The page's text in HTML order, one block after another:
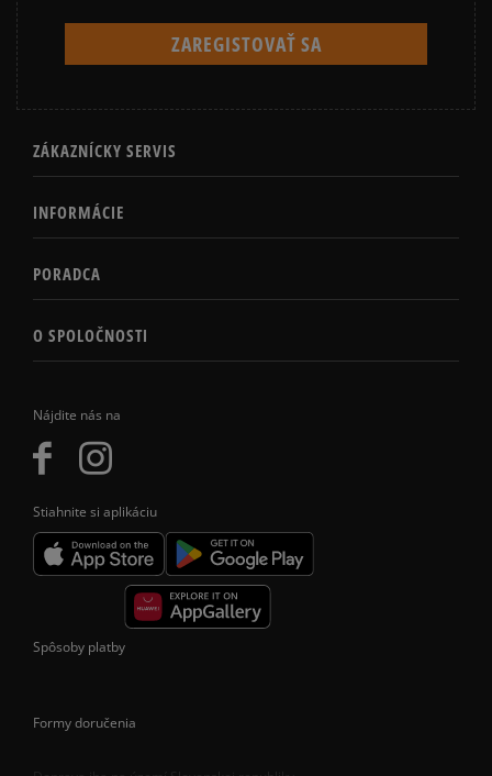
Nájdite nás na
Stiahnite si aplikáciu
ZÁKAZNÍCKY SERVIS
INFORMÁCIE
PORADCA
O SPOLOČNOSTI
Spôsoby platby
Formy doručenia